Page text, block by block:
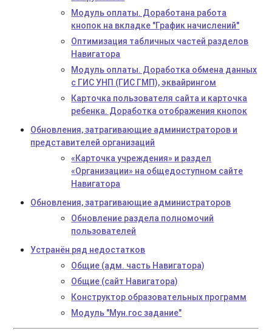
Модуль оплаты. Доработана работа
кнопок на вкладке "График начислений"
Оптимизация табличных частей разделов
Навигатора
Модуль оплаты. Доработка обмена данных
с ГИС УНП (ГИС ГМП), эквайрингом
Карточка пользователя сайта и карточка
ребенка. Доработка отображения кнопок
Обновления, затрагивающие администраторов и
представителей организаций
«Карточка учреждения» и раздел
«Организации» на общедоступном сайте
Навигатора
Обновления, затрагивающие администраторов
Обновление раздела полномочий
пользователей
Устранён ряд недостатков
Общие (адм. часть Навигатора)
Общие (сайт Навигатора)
Конструктор образовательных программ
Модуль "Мун.гос задание"